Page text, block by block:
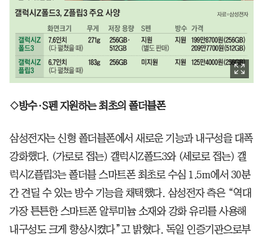
◇방수·S펜 지원하는 최초의 폴더블폰
삼성전자는 신형 폴더블폰에서 새로운 기능과 내구성을 대폭
강화했다. (가로로 접는) 갤럭시Z폴드3와 (세로로 접는) 갤
럭시Z플립3는 폴더블 스마트폰 최초로 수심 1.5m에서 30분
간 견딜 수 있는 방수 기능을 채택했다. 삼성전자 측은 “역대
가장 튼튼한 스마트폰 알루미늄 소재와 강화 유리를 사용해
내구성도 크게 향상시켰다”고 밝혔다. 독일 인증기관으로부